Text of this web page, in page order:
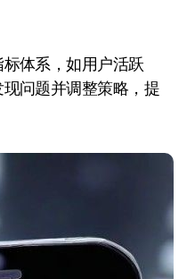
体系，如用户活跃
问题并调整策略，提